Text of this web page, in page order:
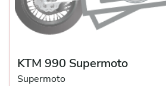
KTM 990 Supermoto
Supermoto